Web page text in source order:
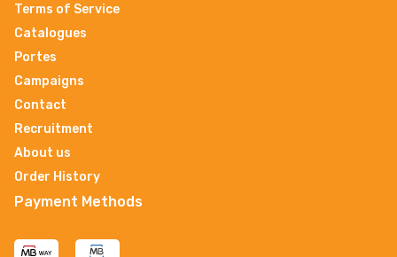
Terms of Service
Catalogues
Portes
Campaigns
Contact
Recruitment
About us
Order History
Payment Methods